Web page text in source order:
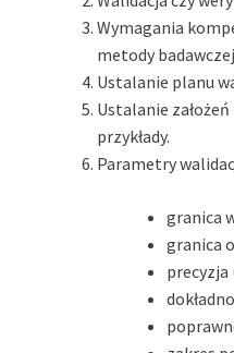
Wymagania
metody
Ustalanie planu
Ustalanie
przykłady.
Parametry
granica
granica